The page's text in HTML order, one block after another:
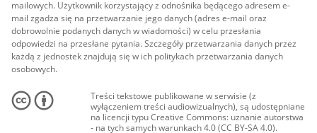
mailowych. Użytkownik korzystający z odnośnika będącego adresem e-
mail zgadza się na przetwarzanie jego danych (adres e-mail oraz
dobrowolnie podanych danych w wiadomości) w celu przesłania
odpowiedzi na przesłane pytania. Szczegóły przetwarzania danych przez
każdą z jednostek znajdują się w ich politykach przetwarzania danych
osobowych.
Treści tekstowe publikowane w serwisie (z
wyłączeniem treści audiowizualnych), są udostępniane
na licencji typu Creative Commons: uznanie autorstwa
- na tych samych warunkach 4.0 (CC BY-SA 4.0).